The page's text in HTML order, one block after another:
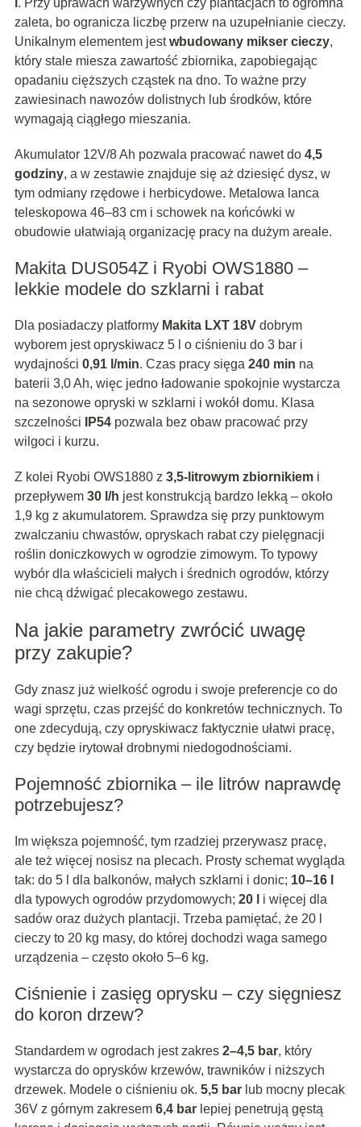
. Przy uprawach warzywnych czy plantacjach to ogromna
zaleta, bo ogranicza liczbę przerw na uzupełnianie cieczy.
Unikalnym elementem jestwbudowany mikser cieczy,
który stale miesza zawartość zbiornika, zapobiegając
opadaniu cięższych cząstek na dno. To ważne przy
zawiesinach nawozów dolistnych lub środków, które
wymagają ciągłego mieszania.
Akumulator 12V/8 Ah pozwala pracować nawet do 4,5
godziny, a w zestawie znajduje się aż dziesięć dysz, w
tym odmiany rzędowe i herbicydowe. Metalowa lanca
teleskopowa 46–83 cm i schowek na końcówki w
obudowie ułatwiają organizację pracy na dużym areale.
Makita DUS054Z i Ryobi OWS1880 –
lekkie modele do szklarni i rabat
Dla posiadaczy platformy Makita LXT 18Vdobrym
wyborem jest opryskiwacz 5 l o ciśnieniu do 3 bar i
wydajności 0,91 l/min. Czas pracy sięga 240 min na
baterii 3,0 Ah, więc jedno ładowanie spokojnie wystarcza
na sezonowe opryski w szklarni i wokół domu. Klasa
szczelności
IP54pozwala bez obaw pracować przy
wilgoci i kurzu.
Z kolei Ryobi OWS1880 z 3,5‑litrowym zbiornikiemi
przepływem 30 l/h jest konstrukcją bardzo lekką – około
1,9 kg z akumulatorem. Sprawdza się przy punktowym
zwalczaniu chwastów, opryskach rabat czy pielęgnacji
roślin doniczkowych w ogrodzie zimowym. To typowy
wybór dla właścicieli małych i średnich ogrodów, którzy
nie chcą dźwigać plecakowego zestawu.
Na jakie parametry zwrócić uwagę
przy zakupie?
Gdy znasz już wielkość ogrodu i swoje preferencje co do
wagi sprzętu, czas przejść do konkretów technicznych. To
one zdecydują, czy opryskiwacz faktycznie ułatwi pracę,
czy będzie irytował drobnymi niedogodnościami.
Pojemność zbiornika – ile litrów naprawdę
potrzebujesz?
Im większa pojemność, tym rzadziej przerywasz pracę,
ale też więcej nosisz na plecach. Prosty schemat wygląda
tak: do 5 l dla balkonów, małych szklarni i donic; 10–16 l
dla typowych ogrodów przydomowych; 20 l
i więcej dla
sadów oraz dużych plantacji. Trzeba pamiętać, że 20 l
cieczy to 20 kg masy, do której dochodzi waga samego
urządzenia – często około 5–6 kg.
Ciśnienie i zasięg oprysku – czy sięgniesz
do koron drzew?
Standardem w ogrodach jest zakres 2–4,5 bar, który
wystarcza do oprysków krzewów, trawników i niższych
drzewek. Modele o ciśnieniu ok. 5,5 barlub mocny plecak
36V z górnym zakresem 6,4 barlepiej penetrują gęstą